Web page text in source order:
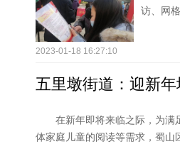
访、网
2023-01-18 16:27:10
五里墩街道：迎新
在新年即将来临之际，为满
体家庭儿童的阅读等需求，蜀山